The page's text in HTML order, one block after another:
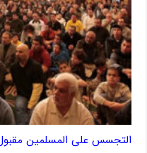
التجسس على المسلمين